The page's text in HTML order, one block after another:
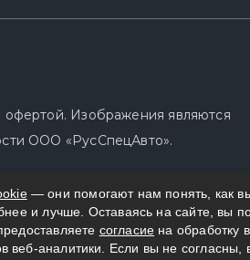
Изображения являются
ООО «РусСпецАвто».
— они помогают нам понять, как
и лучше. Оставаясь на сайте, вы
согласие на обработку
веб-аналитики. Если вы не согласны,